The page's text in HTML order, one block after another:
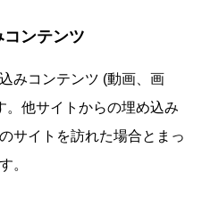
ンテンツ
みコンテンツ (動画、画
。他サイトからの埋め込み
サイトを訪れた場合とまっ
。